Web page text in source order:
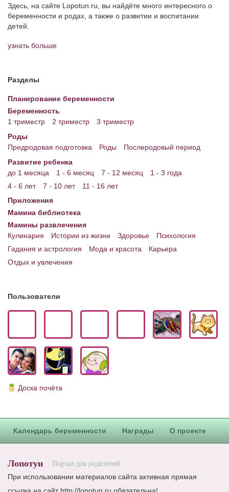
Здесь, на сайте Lopotun.ru, вы найдёте много интересного о
беременности и родах, а также о развитии и воспитании
детей.
узнать больше
Разделы
Планирование беременности
Беременность
1 триместр
2 триместр
3 триместр
Роды
Предродовая подготовка
Роды
Послеродовый период
Развитие ребенка
до 1 месяца
1 - 6 месяц 7 - 12 месяц
1 - 3 года
4 - 6 лет
7 - 10 лет
11 - 16 лет
Приложения
Мамина библиотека
Мамины развлечения
Кулинария
Истории из жизни Здоровье
Психология
Гадания и астрология
Мода и красота
Карьера
Отдых и увлечения
Пользователи
Доска почёта
Календарь беременности Награды О проекте
Лопотун Портал для родителей
При использовании материалов сайта активная прямая
ссылка на сайт http://lopotun.ru обязательна!